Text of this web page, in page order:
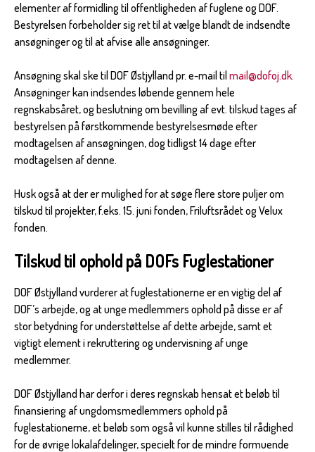
elementer af formidling til offentligheden af fuglene og DOF.
Bestyrelsen forbeholder sig ret til at vælge blandt de indsendte
ansøgninger og til at afvise alle ansøgninger.
Ansøgning skal ske til DOF Østjylland pr. e-mail til mail@dofoj.dk.
Ansøgninger kan indsendes løbende gennem hele
regnskabsåret, og beslutning om bevilling af evt. tilskud tages af
bestyrelsen på førstkommende bestyrelsesmøde efter
modtagelsen af ansøgningen, dog tidligst 14 dage efter
modtagelsen af denne.
Husk også at der er mulighed for at søge flere store puljer om
tilskud til projekter, f.eks. 15. juni fonden, Friluftsrådet og Velux
fonden.
Tilskud til ophold på DOFs Fuglestationer
DOF Østjylland vurderer at fuglestationerne er en vigtig del af
DOF’s arbejde, og at unge medlemmers ophold på disse er af
stor betydning for understøttelse af dette arbejde, samt et
vigtigt element i rekruttering og undervisning af unge
medlemmer.
DOF Østjylland har derfor i deres regnskab hensat et beløb til
finansiering af ungdomsmedlemmers ophold på
fuglestationerne, et beløb som også vil kunne stilles til rådighed
for de øvrige lokalafdelinger, specielt for de mindre formuende